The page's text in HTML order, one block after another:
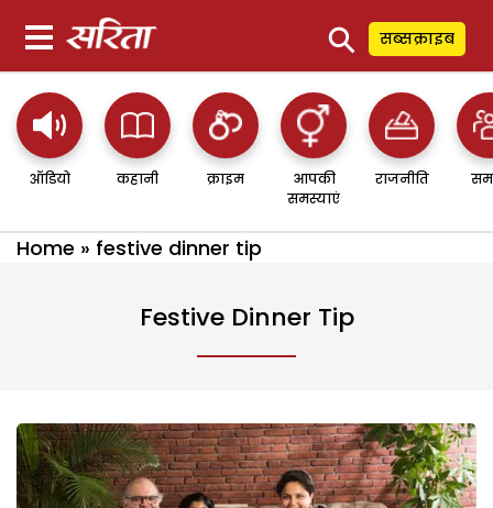
⚲ सब्सक्राइब
ऑडियो कहानी क्राइम
आपकी
समस्याएं
राजनीति
Home » festive dinner tip
Festive Dinner Tip